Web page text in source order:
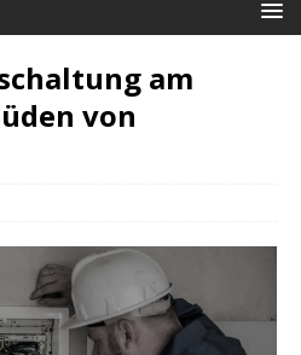
am
von